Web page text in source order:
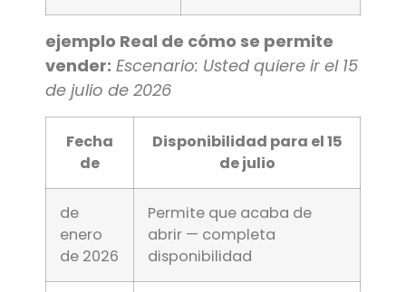
ejemplo Real de cómo se permite
vender: Escenario: Usted quiere ir el 15
de julio de 2026
Fecha
de
Disponibilidad para el 15
de julio
de
enero
de 2026
Permite que acaba de
abrir — completa
disponibilidad